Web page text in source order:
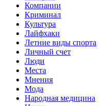
Компании
Криминал
Культура
Лайфхаки
Летние виды спорта
Личный счет
Люди
Места
Мнения
Мода
Народная медицина